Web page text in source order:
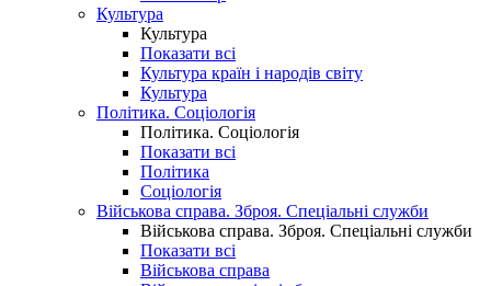
Культура
Культура
Показати всі
Культура країн і народів світу
Культура
Політика. Соціологія
Політика. Соціологія
Показати всі
Політика
Соціологія
Військова справа. Зброя. Спеціальні служби
Військова справа. Зброя. Спеціальні служби
Показати всі
Військова справа